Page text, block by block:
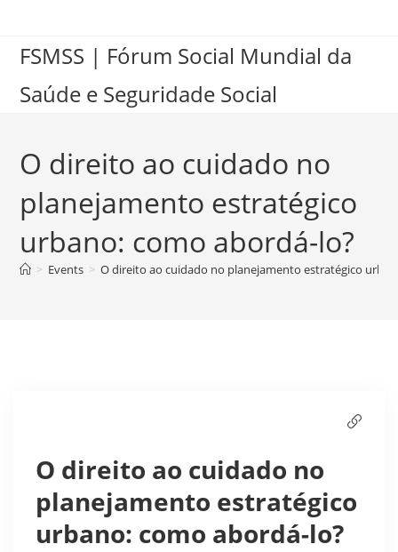
FSMSS | Fórum Social Mundial da
Saúde e Seguridade Social
O direito ao cuidado no
planejamento estratégico
urbano: como abordá-lo?
> Events > O direito ao cuidado no planejamento estratégico
O direito ao cuidado no
planejamento estratégico
urbano: como abordá-lo?